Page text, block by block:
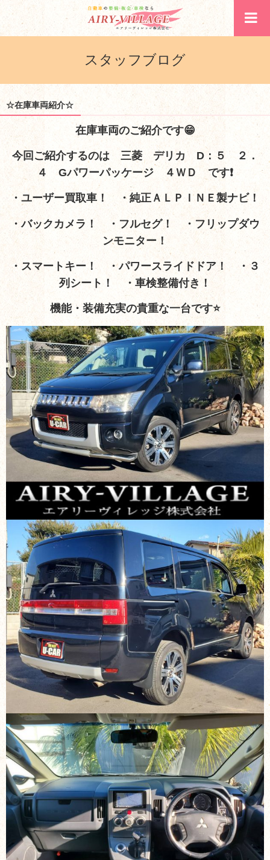
スタッフブログ
☆在庫車両紹介☆
在庫車両のご紹介です😁
今回ご紹介するのは 三菱 デリカ D：５ ２．
４ Gパワーパッケージ ４ＷＤ です❗
・ユーザー買取車！ ・純正ＡＬＰＩＮＥ製ナビ！
・バックカメラ！ ・フルセグ！ ・フリップダウ
ンモニター！
・スマートキー！ ・パワースライドドア！ ・３
列シート！ ・車検整備付き！
機能・装備充実の貴重な一台です⭐